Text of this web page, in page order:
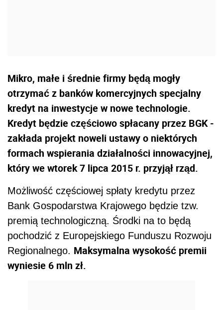
Mikro, małe i średnie firmy będą mogły
otrzymać z banków komercyjnych specjalny
kredyt na inwestycje w nowe technologie.
Kredyt będzie częściowo spłacany przez BGK -
zakłada projekt noweli ustawy o niektórych
formach wspierania działalności innowacyjnej,
który we wtorek 7 lipca 2015 r. przyjął rząd.
Możliwość częściowej spłaty kredytu przez
Bank Gospodarstwa Krajowego będzie tzw.
premią technologiczną. Środki na to będą
pochodzić z Europejskiego Funduszu Rozwoju
Regionalnego. Maksymalna wysokość premii
wyniesie 6 mln zł.